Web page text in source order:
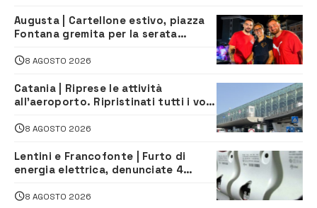
Augusta | Cartellone estivo, piazza
Fontana gremita per la serata
8 AGOSTO 2026
Catania | Riprese le attività
all’aeroporto. Ripristinati tutti i voli
8 AGOSTO 2026
Lentini e Francofonte | Furto di
energia elettrica, denunciate 4
8 AGOSTO 2026